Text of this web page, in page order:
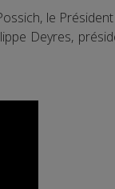
le
Deyres,